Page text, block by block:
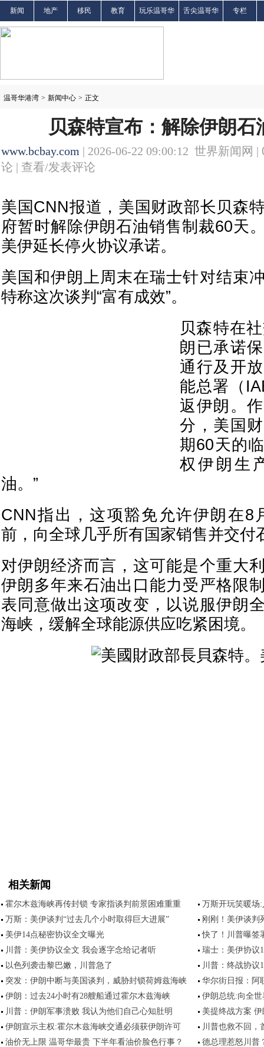
新闻 地产 移民 教育 玩乐温哥华 舌尖温哥华 专栏
温哥华港湾 > 新闻中心 > 正文
贝森特宣布：解除伊朗石
www.bcbay.com | 2026-06-22 09:00:12 世界新闻网 |
论 | 查看/发表评论
美国CNN报道，美国财政部长贝森
府暂时解除伊朗石油销售制裁60天
美伊延长停火协议承诺。
美国和伊朗上周末在瑞士针对结束
特称这次谈判“富有成效”。
贝森特在
朗已承诺
通行及开
能总署（
返伊朗。
分，美国
期60天的
权伊朗生
油。”
CNN指出，这项豁免允许伊朗在8
前，向全球几乎所有国家销售并交付
对伊朗经济而言，这可能是个重大
伊朗多年来石油出口能力受严格限
表同意做出这项改变，以说服伊朗
海峡，缓解全球能源供应吃紧困境。
相关新闻
霍尔木兹海峡再传封锁 专家指谈判前景困难重重
万斯开玩笑暖场
万斯：美伊谈判“过去几个小时取得巨大进展”
刚刚！美伊谈判
美伊14点秘密协议全文曝光
快了！川普曝签
川普：美伊协议全文 我会逐字念给记者听
瑞士：美伊协议
以色列袭击黎巴嫩，川普急了
川普：终战协议
突发：伊朗中断与美国谈判，威胁封锁荷姆兹海峡
华尔街日报：阿
伊朗：过去24小时有28艘船通过霍尔木兹海峡
伊朗总统:向全
川普：伊朗军事溃败 我认为他们自己心知肚明
美提终战方案
伊朗宣示主权:霍尔木兹海峡交通必须获伊朗许可
川普也救不回，
油价无上限 温哥华最贵 下半年看油价脸色行事？
德总理惹怒川普